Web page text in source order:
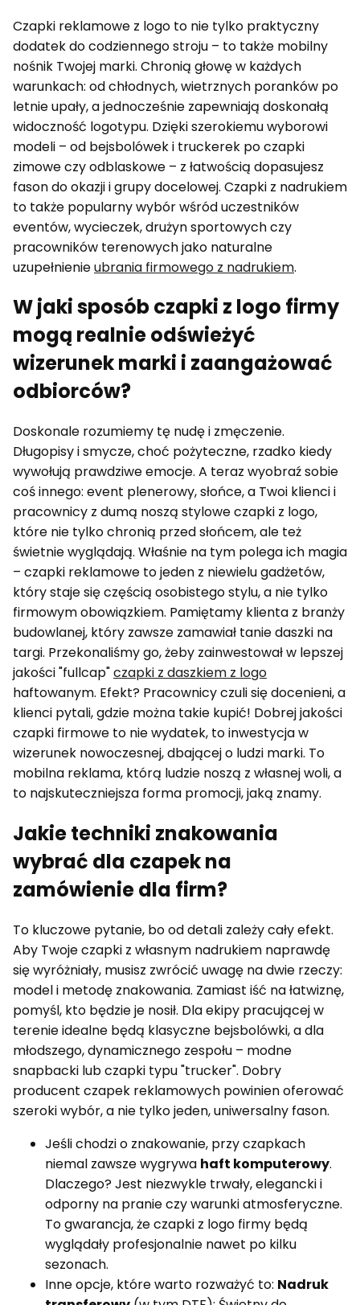
Czapki reklamowe z logo to nie tylko praktyczny
dodatek do codziennego stroju – to także mobilny
nośnik Twojej marki. Chronią głowę w każdych
warunkach: od chłodnych, wietrznych poranków po
letnie upały, a jednocześnie zapewniają doskonałą
widoczność logotypu. Dzięki szerokiemu wyborowi
modeli – od bejsbolówek i truckerek po czapki
zimowe czy odblaskowe – z łatwością dopasujesz
fason do okazji i grupy docelowej. Czapki z nadrukiem
to także popularny wybór wśród uczestników
eventów, wycieczek, drużyn sportowych czy
pracowników terenowych jako naturalne
uzupełnienieubrania firmowego z nadrukiem.
W jaki sposób czapki z logo firmy
mogą realnie odświeżyć
wizerunek marki i zaangażować
odbiorców?
Doskonale rozumiemy tę nudę i zmęczenie.
Długopisy i smycze, choć pożyteczne, rzadko kiedy
wywołują prawdziwe emocje. A teraz wyobraź sobie
coś innego: event plenerowy, słońce, a Twoi klienci i
pracownicy z dumą noszą stylowe czapki z logo,
które nie tylko chronią przed słońcem, ale też
świetnie wyglądają. Właśnie na tym polega ich magia
– czapki reklamowe to jeden z niewielu gadżetów,
który staje się częścią osobistego stylu, a nie tylko
firmowym obowiązkiem. Pamiętamy klienta z branży
budowlanej, który zawsze zamawiał tanie daszki na
targi. Przekonaliśmy go, żeby zainwestował w lepszej
jakości "fullcap"czapki z daszkiem z logo
haftowanym. Efekt? Pracownicy czuli się docenieni, a
klienci pytali, gdzie można takie kupić! Dobrej jakości
czapki firmowe to nie wydatek, to inwestycja w
wizerunek nowoczesnej, dbającej o ludzi marki. To
mobilna reklama, którą ludzie noszą z własnej woli, a
to najskuteczniejsza forma promocji, jaką znamy.
Jakie techniki znakowania
wybrać dla czapek na
zamówienie dla firm?
To kluczowe pytanie, bo od detali zależy cały efekt.
Aby Twoje czapki z własnym nadrukiem naprawdę
się wyróżniały, musisz zwrócić uwagę na dwie rzeczy:
model i metodę znakowania. Zamiast iść na łatwiznę,
pomyśl, kto będzie je nosił. Dla ekipy pracującej w
terenie idealne będą klasyczne bejsbolówki, a dla
młodszego, dynamicznego zespołu – modne
snapbacki lub czapki typu "trucker". Dobry
producent czapek reklamowych powinien oferować
szeroki wybór, a nie tylko jeden, uniwersalny fason.
Jeśli chodzi o znakowanie, przy czapkach
niemal zawsze wygrywa haft komputerowy.
Dlaczego? Jest niezwykle trwały, elegancki i
odporny na pranie czy warunki atmosferyczne.
To gwarancja, że czapki z logo firmy będą
wyglądały profesjonalnie nawet po kilku
sezonach.
Inne opcje, które warto rozważyć to: Nadruk